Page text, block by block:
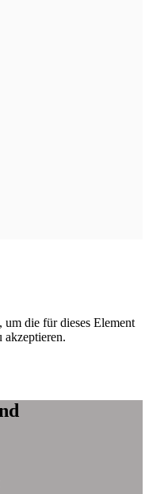
, um die für dieses Element
akzeptieren.